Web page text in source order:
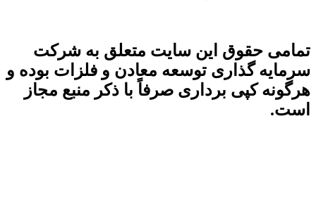
تمامی حقوق این سایت متعلق به شرکت
سرمایه گذاری توسعه معادن و فلزات بوده و
هرگونه کپی برداری صرفاً با ذکر منبع مجاز
است.